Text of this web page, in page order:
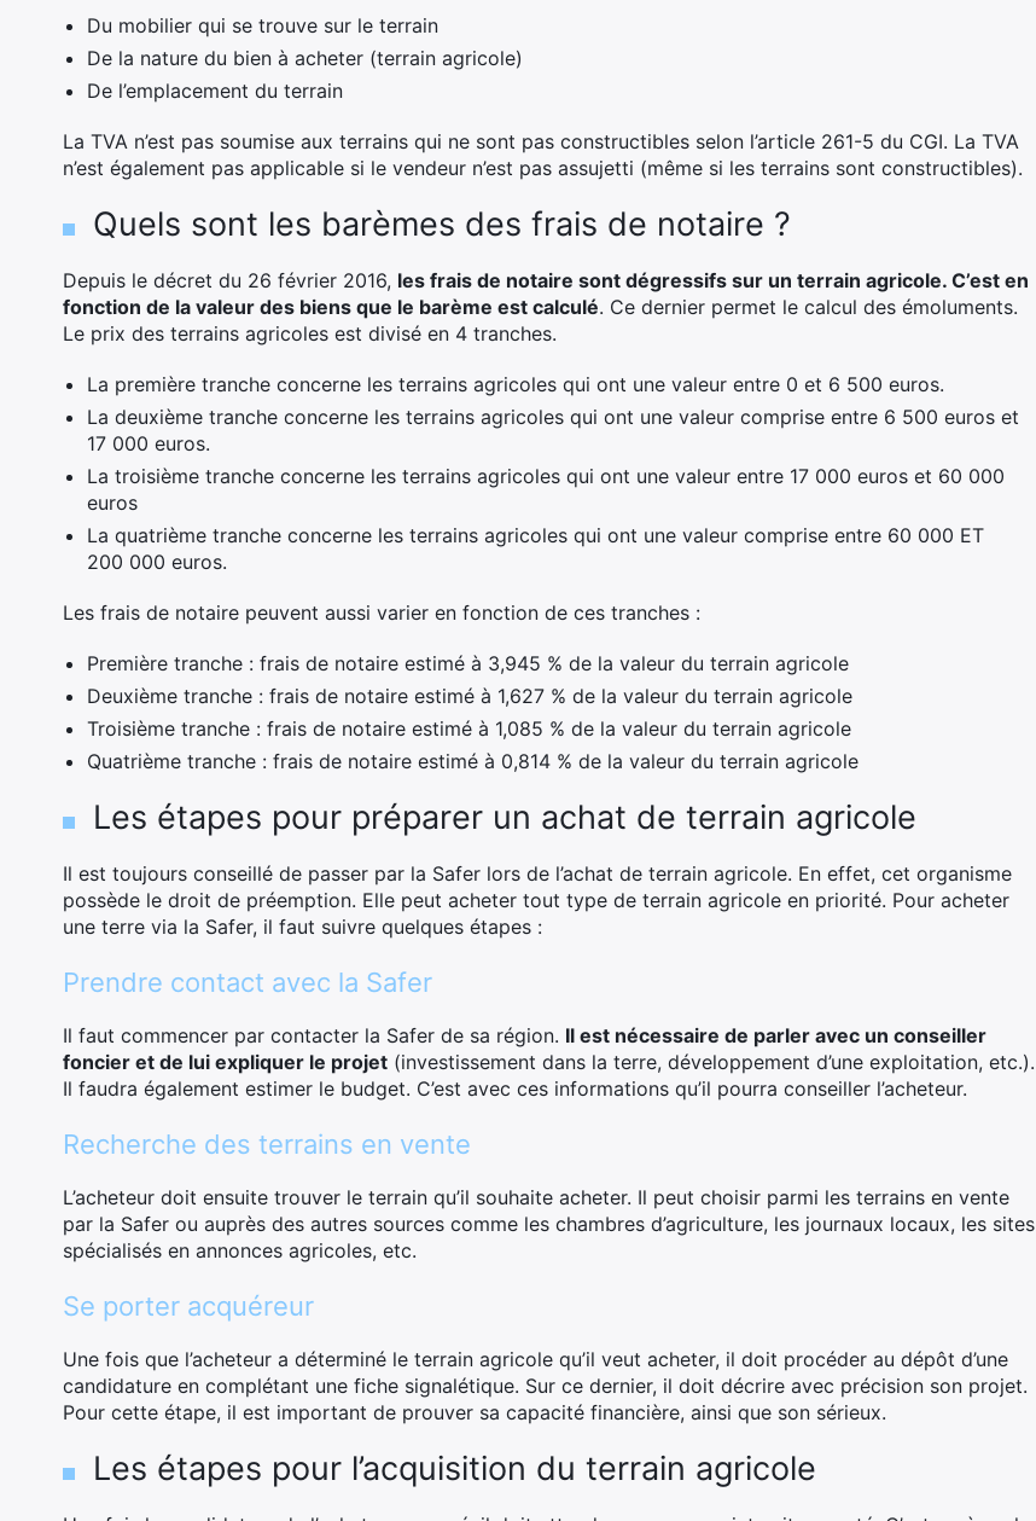
Du mobilier qui se trouve sur le terrain
De la nature du bien à acheter (terrain agricole)
De l’emplacement du terrain
La TVA n’est pas soumise aux terrains qui ne sont pas constructibles selon l’article 261-5 du CGI. La TVA
n’est également pas applicable si le vendeur n’est pas assujetti (même si les terrains sont constructibles).
Quels sont les barèmes des frais de notaire ?
Depuis le décret du 26 février 2016, les frais de notaire sont dégressifs sur un terrain agricole. C’est en
fonction de la valeur des biens que le barème est calculé. Ce dernier permet le calcul des émoluments.
Le prix des terrains agricoles est divisé en 4 tranches.
La première tranche concerne les terrains agricoles qui ont une valeur entre 0 et 6 500 euros.
La deuxième tranche concerne les terrains agricoles qui ont une valeur comprise entre 6 500 euros et
17 000 euros.
La troisième tranche concerne les terrains agricoles qui ont une valeur entre 17 000 euros et 60 000
euros
La quatrième tranche concerne les terrains agricoles qui ont une valeur comprise entre 60 000 ET
200 000 euros.
Les frais de notaire peuvent aussi varier en fonction de ces tranches :
Première tranche : frais de notaire estimé à 3,945 % de la valeur du terrain agricole
Deuxième tranche : frais de notaire estimé à 1,627 % de la valeur du terrain agricole
Troisième tranche : frais de notaire estimé à 1,085 % de la valeur du terrain agricole
Quatrième tranche : frais de notaire estimé à 0,814 % de la valeur du terrain agricole
Les étapes pour préparer un achat de terrain agricole
Il est toujours conseillé de passer par la Safer lors de l’achat de terrain agricole. En effet, cet organisme
possède le droit de préemption. Elle peut acheter tout type de terrain agricole en priorité. Pour acheter
une terre via la Safer, il faut suivre quelques étapes :
Prendre contact avec la Safer
Il faut commencer par contacter la Safer de sa région. Il est nécessaire de parler avec un conseiller
foncier et de lui expliquer le projet (investissement dans la terre, développement d’une exploitation, etc.).
Il faudra également estimer le budget. C’est avec ces informations qu’il pourra conseiller l’acheteur.
Recherche des terrains en vente
L’acheteur doit ensuite trouver le terrain qu’il souhaite acheter. Il peut choisir parmi les terrains en vente
par la Safer ou auprès des autres sources comme les chambres d’agriculture, les journaux locaux, les sites
spécialisés en annonces agricoles, etc.
Se porter acquéreur
Une fois que l’acheteur a déterminé le terrain agricole qu’il veut acheter, il doit procéder au dépôt d’une
candidature en complétant une fiche signalétique. Sur ce dernier, il doit décrire avec précision son projet.
Pour cette étape, il est important de prouver sa capacité financière, ainsi que son sérieux.
Les étapes pour l’acquisition du terrain agricole